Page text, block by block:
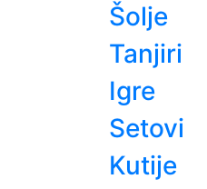
Šolje
Tanjiri
Igre
Setovi
Kutije